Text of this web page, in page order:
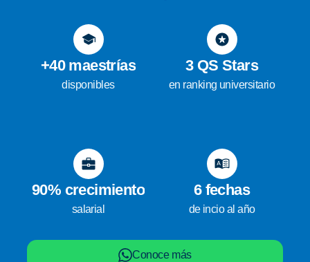
+40 maestrías
disponibles
3 QS Stars
en ranking universitario
90% crecimiento
salarial
6 fechas
de incio al año
Conoce más